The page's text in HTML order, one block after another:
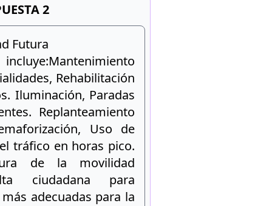
2
Futura
Rehabilitación
Iluminación, Paradas
Replanteamiento
Uso de
tráfico en horas pico.
de la movilidad
ciudadana para
adecuadas para la